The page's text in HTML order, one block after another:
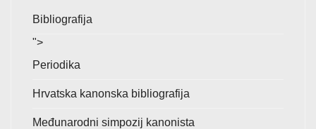
Bibliografija
">
Periodika
Hrvatska kanonska bibliografija
Međunarodni simpozij kanonista